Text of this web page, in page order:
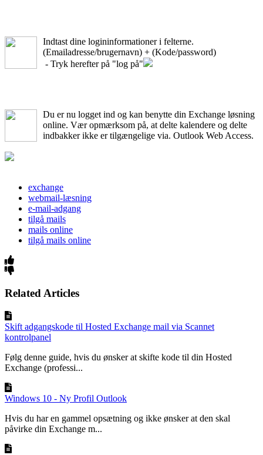
Indtast dine logininformationer i felterne.
(Emailadresse/brugernavn) + (Kode/password)
- Tryk herefter på "log på"
Du er nu logget ind og kan benytte din Exchange løsning
online. Vær opmærksom på, at delte kalendere og delte
indbakker ikke er tilgængelige via. Outlook Web Access.
exchange
webmail-læsning
e-mail-adgang
tilgå mails
mails online
tilgå mails online
Related Articles
Skift adgangskode til Hosted Exchange mail via Scannet
kontrolpanel
Følg denne guide, hvis du ønsker at skifte kode til din Hosted
Exchange (professi...
Windows 10 - Ny Profil Outlook
Hvis du har en gammel opsætning og ikke ønsker at den skal
påvirke din Exchange m...